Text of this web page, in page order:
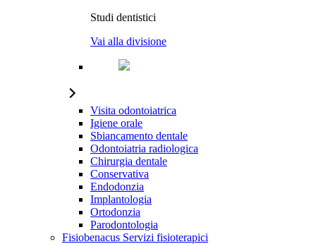
Studi dentistici
Vai alla divisione
Visita odontoiatrica
Igiene orale
Sbiancamento dentale
Odontoiatria radiologica
Chirurgia dentale
Conservativa
Endodonzia
Implantologia
Ortodonzia
Parodontologia
Fisiobenacus Servizi fisioterapici